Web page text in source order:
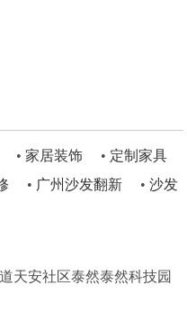
家居装饰 • 定制家具
• 广州沙发翻新• 沙发
天安社区泰然泰然科技园